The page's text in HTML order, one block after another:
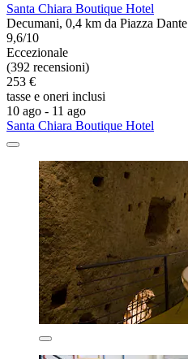
Santa Chiara Boutique Hotel
Decumani, 0,4 km da Piazza Dante
9,6/10
Eccezionale
(392 recensioni)
253 €
tasse e oneri inclusi
10 ago - 11 ago
Santa Chiara Boutique Hotel